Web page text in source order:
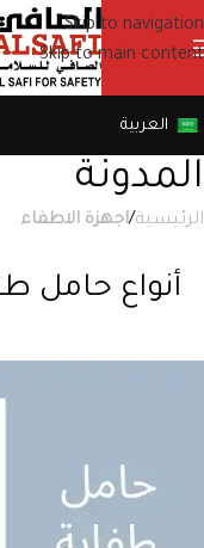
Skip to navigation
Skip to main content
العربية
المدونة
الرئيسية/اجهزة الاطفاء
أنواع حامل